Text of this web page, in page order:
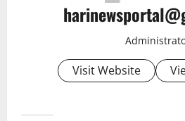
Visit Website